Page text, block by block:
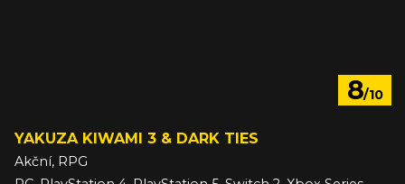
8/10
YAKUZA KIWAMI 3 & DARK TIES
Akční, RPG